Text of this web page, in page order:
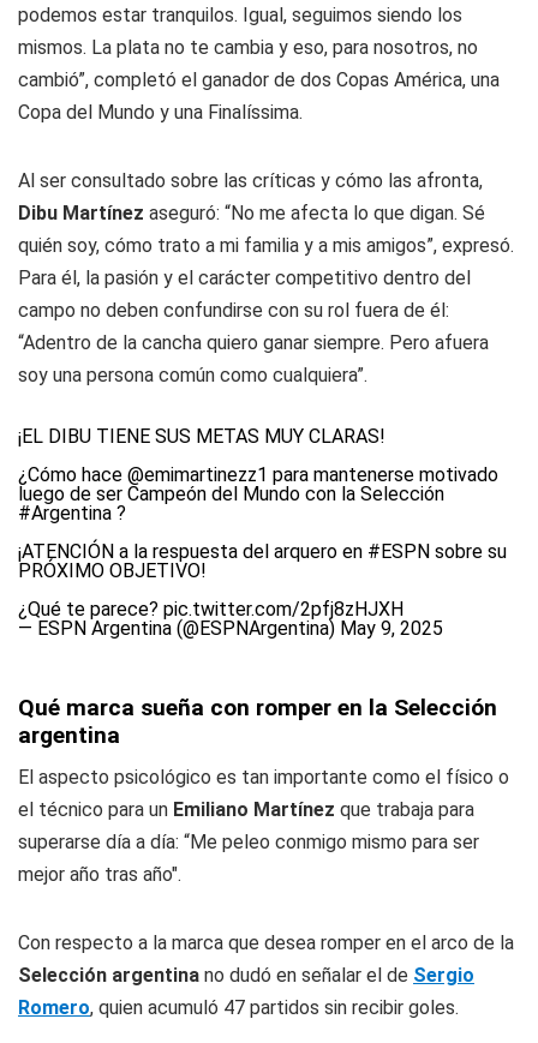
podemos estar tranquilos. Igual, seguimos siendo los
mismos. La plata no te cambia y eso, para nosotros, no
cambió”, completó el ganador de dos Copas América, una
Copa del Mundo y una Finalíssima.
Al ser consultado sobre las críticas y cómo las afronta,
Dibu Martínez aseguró: “No me afecta lo que digan. Sé
quién soy, cómo trato a mi familia y a mis amigos”, expresó.
Para él, la pasión y el carácter competitivo dentro del
campo no deben confundirse con su rol fuera de él:
“Adentro de la cancha quiero ganar siempre. Pero afuera
soy una persona común como cualquiera”.
¡EL DIBU TIENE SUS METAS MUY CLARAS!
¿Cómo hace @emimartinezz1 para mantenerse motivado
luego de ser Campeón del Mundo con la Selección
#Argentina ?
¡ATENCIÓN a la respuesta del arquero en #ESPN sobre su
PRÓXIMO OBJETIVO!
¿Qué te parece? pic.twitter.com/2pfj8zHJXH
— ESPN Argentina (@ESPNArgentina) May 9, 2025
Qué marca sueña con romper en la Selección
argentina
El aspecto psicológico es tan importante como el físico o
el técnico para un Emiliano Martínez que trabaja para
superarse día a día: “Me peleo conmigo mismo para ser
mejor año tras año".
Con respecto a la marca que desea romper en el arco de la
Selección argentina no dudó en señalar el de Sergio
Romero, quien acumuló 47 partidos sin recibir goles.